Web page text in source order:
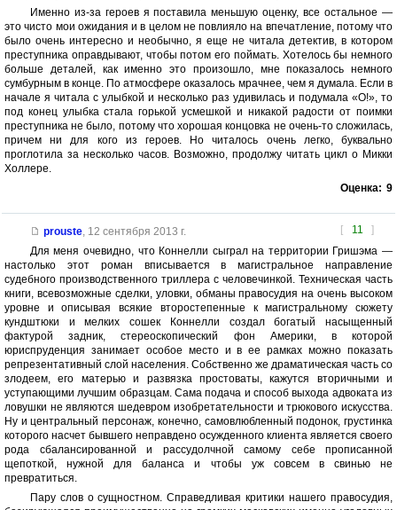
Именно из-за героев я поставила меньшую оценку, все остальное —
это чисто мои ожидания и в целом не повлияло на впечатление, потому что
было очень интересно и необычно, я еще не читала детектив, в котором
преступника оправдывают, чтобы потом его поймать. Хотелось бы немного
больше деталей, как именно это произошло, мне показалось немного
сумбурным в конце. По атмосфере оказалось мрачнее, чем я думала. Если в
начале я читала с улыбкой и несколько раз удивилась и подумала «О!», то
под конец улыбка стала горькой усмешкой и никакой радости от поимки
преступника не было, потому что хорошая концовка не очень-то сложилась,
причем ни для кого из героев. Но читалось очень легко, буквально
проглотила за несколько часов. Возможно, продолжу читать цикл о Микки
Холлере.
Оценка: 9
[ 11 ]
prouste, 12 сентября 2013 г.
Для меня очевидно, что Коннелли сыграл на территории Гришэма —
настолько этот роман вписывается в магистральное направление
судебного производственного триллера с человечинкой. Техническая часть
книги, всевозможные сделки, уловки, обманы правосудия на очень высоком
уровне и описывая всякие второстепенные к магистральному сюжету
кундштюки и мелких сошек Коннелли создал богатый насыщенный
фактурой задник, стереоскопический фон Америки, в которой
юриспруденция занимает особое место и в ее рамках можно показать
репрезентативный слой населения. Собственно же драматическая часть со
злодеем, его матерью и развязка простоваты, кажутся вторичными и
уступающими лучшим образцам. Сама подача и способ выхода адвоката из
ловушки не являются шедевром изобретательности и трюкового искусства.
Ну и центральный персонаж, конечно, самовлюбленный подонок, грустинка
которого насчет бывшего неправдено осужденного клиента является своего
рода сбалансированной и рассудолчной самому себе прописанной
щепоткой, нужной для баланса и чтобы уж совсем в свинью не
превратиться.
Пару слов о сущностном. Справедливая критики нашего правосудия,